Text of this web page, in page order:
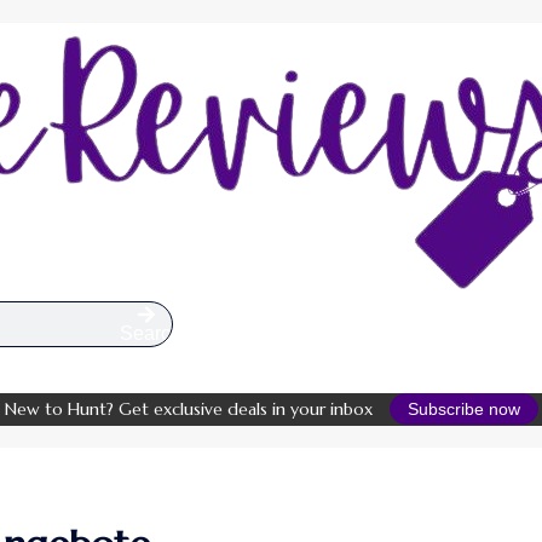
Search
New to Hunt? Get exclusive deals in your inbox Subscribe now